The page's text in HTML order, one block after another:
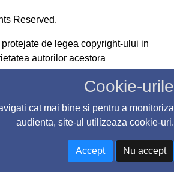
Cookie-urile
cat mai bine si pentru a monitoriza
audienta, site-ul utilizeaza cookie-uri.
Accept Nu accept
Reserved.
de legea copyright-ului in
autorilor acestora